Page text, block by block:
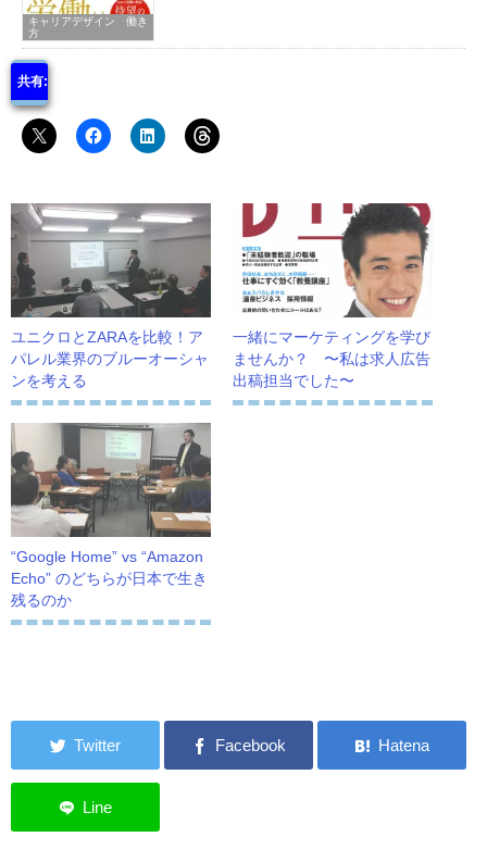
キャリアデザイン 働き
方
共有:
ユニクロとZARAを比較！ア
パレル業界のブルーオーシャ
ンを考える
一緒にマーケティングを学び
ませんか？ 〜私は求人広告
出稿担当でした〜
“Google Home” vs “Amazon
Echo” のどちらが日本で生き
残るのか